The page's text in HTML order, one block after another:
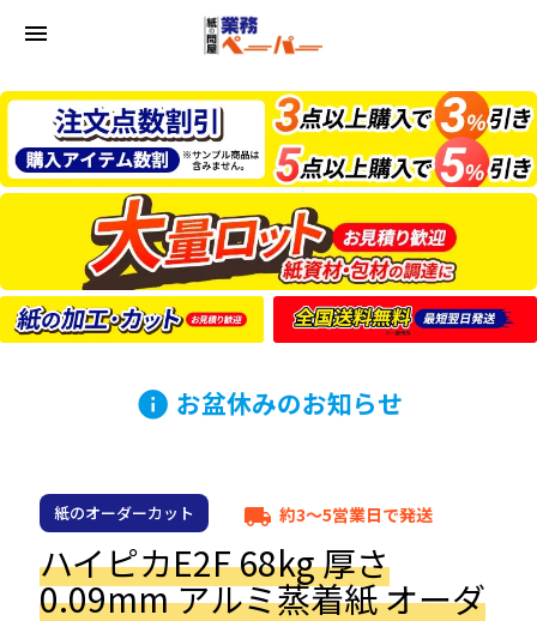
menu
info お盆休みのお知らせ
紙のオーダーカット local_shipping 約3～5営業日で発送
ハイピカE2F 68kg 厚さ
0.09mm アルミ蒸着紙 オーダ